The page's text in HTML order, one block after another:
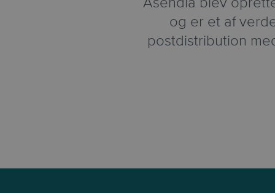
og er et af
postdistribution